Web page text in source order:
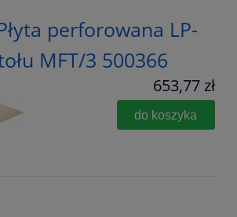
perforowana LP-
MFT/3 500366
653,77 zł
do koszyka